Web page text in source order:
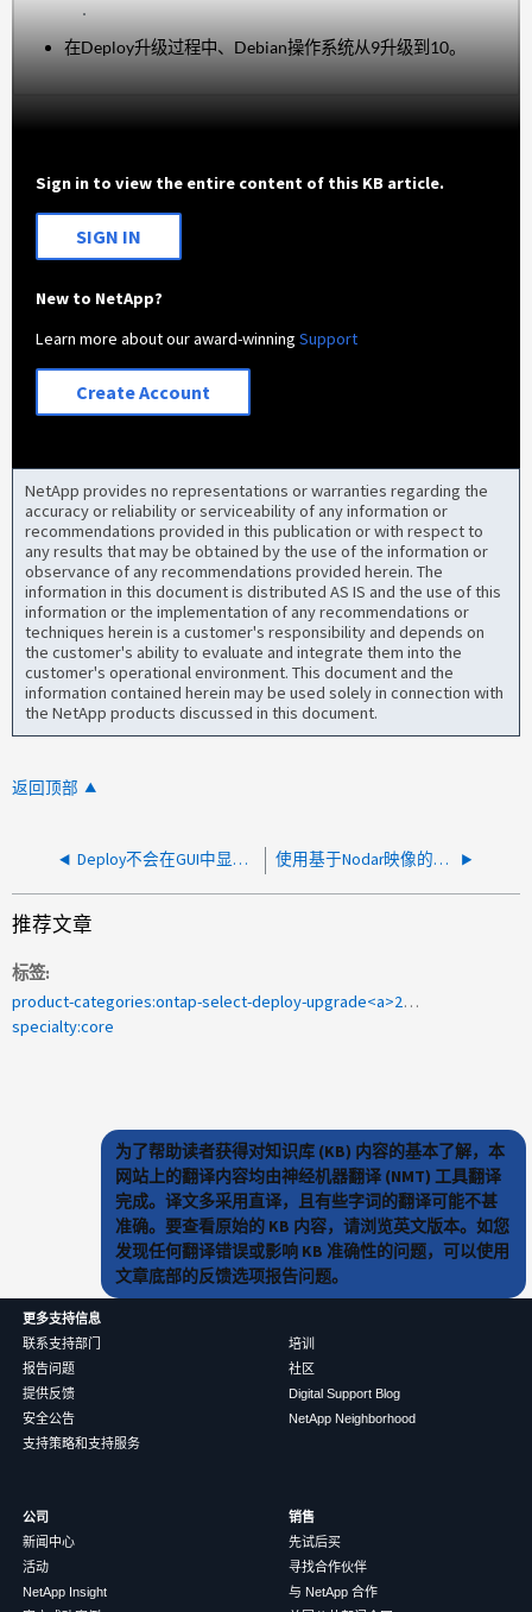
在Deploy升级过程中、Debian操作系统从9升级到10。
Sign in to view the entire content of this KB article.
SIGN IN
New to NetApp?
Learn more about our award-winningSupport
Create Account
NetApp provides no representations or warranties regarding the
accuracy or reliability or serviceability of any information or
recommendations provided in this publication or with respect to
any results that may be obtained by the use of the information or
observance of any recommendations provided herein. The
information in this document is distributed AS IS and the use of this
information or the implementation of any recommendations or
techniques herein is a customer's responsibility and depends on
the customer's ability to evaluate and integrate them into the
customer's operational environment. This document and the
information contained herein may be used solely in connection with
the NetApp products discussed in this document.
返回顶部
Deploy不会在GUI中显示ESX主机 使用基于Nodar映像的DAR时、Deploy升级失败
推荐文章
标签
product-categories:ontap-select-deploy-upgrade<a>2009-208344</a>
specialty:core
为了帮助读者获得对知识库 (KB) 内容的基本了解，本
网站上的翻译内容均由神经机器翻译 (NMT) 工具翻译
完成。译文多采用直译，且有些字词的翻译可能不甚
准确。要查看原始的 KB 内容，请浏览英文版本。如您
发现任何翻译错误或影响 KB 准确性的问题，可以使用
文章底部的反馈选项报告问题。
更多支持信息
联系支持部门
报告问题
提供反馈
安全公告
支持策略和支持服务
培训
社区
Digital Support Blog
NetApp Neighborhood
公司
新闻中心
活动
NetApp Insight
销售
先试后买
寻找合作伙伴
与 NetApp 合作